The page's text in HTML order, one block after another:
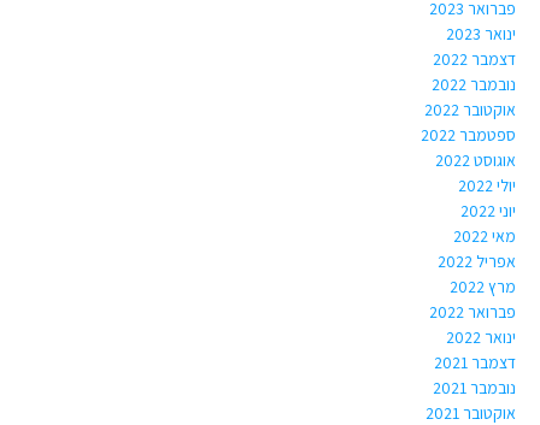
פברואר 2023
ינואר 2023
דצמבר 2022
נובמבר 2022
אוקטובר 2022
ספטמבר 2022
אוגוסט 2022
יולי 2022
יוני 2022
מאי 2022
אפריל 2022
מרץ 2022
פברואר 2022
ינואר 2022
דצמבר 2021
נובמבר 2021
אוקטובר 2021